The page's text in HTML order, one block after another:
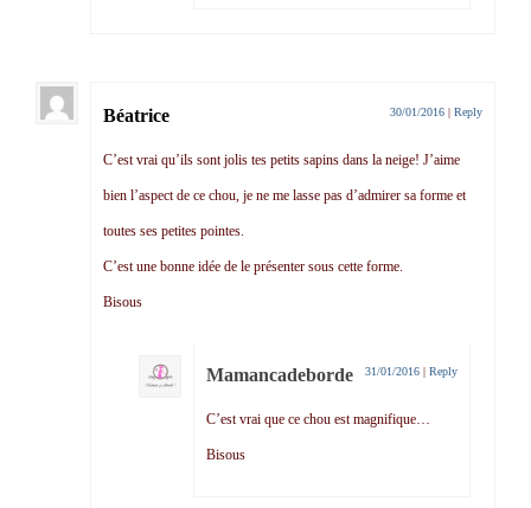
Béatrice 30/01/2016 | Reply
C’est vrai qu’ils sont jolis tes petits sapins dans la neige! J’aime
bien l’aspect de ce chou, je ne me lasse pas d’admirer sa forme et
toutes ses petites pointes.
C’est une bonne idée de le présenter sous cette forme.
Bisous
Mamancadeborde 31/01/2016 | Reply
C’est vrai que ce chou est magnifique…
Bisous